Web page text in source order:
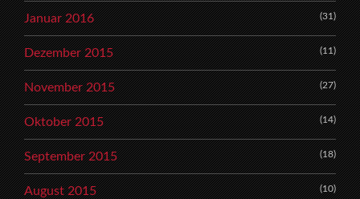
Januar 2016 (31)
Dezember 2015 (11)
November 2015 (27)
Oktober 2015 (14)
September 2015 (18)
August 2015 (10)